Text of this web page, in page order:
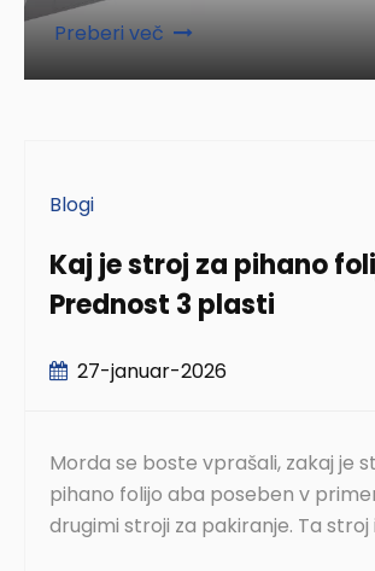
Preberi več
Blogi
Kaj je stroj za pihano
Prednost 3 plasti
27-januar-2026
Morda se boste vprašali, zakaj je
pihano folijo aba poseben v
drugimi stroji za pakiranje. Ta